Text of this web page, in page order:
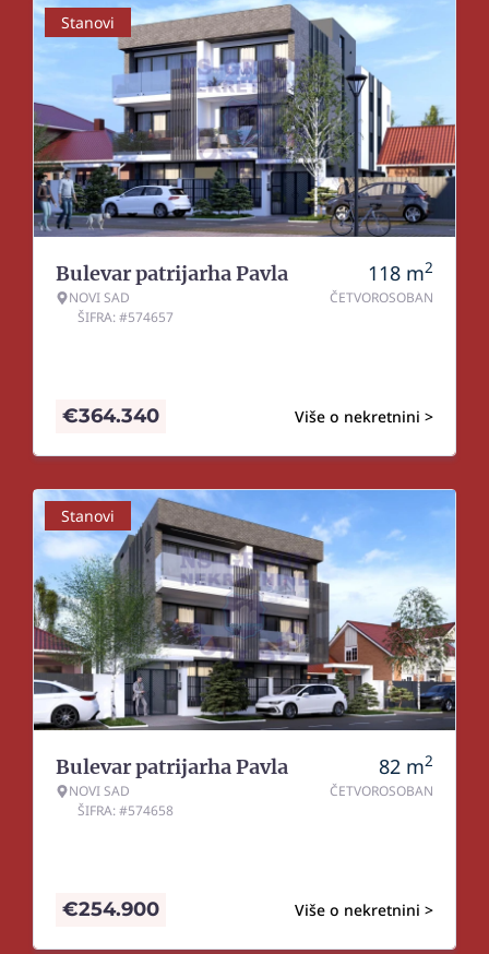
Stanovi
Bulevar patrijarha Pavla
NOVI SAD
ŠIFRA: #574657
118 m2
ČETVOROSOBAN
Više o nekretnini >
€364.340
Stanovi
Bulevar patrijarha Pavla
NOVI SAD
ŠIFRA: #574658
82 m2
ČETVOROSOBAN
Više o nekretnini >
€254.900